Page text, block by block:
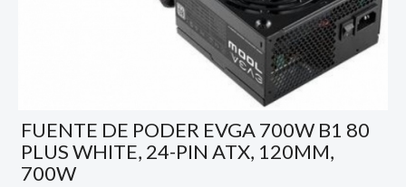
FUENTE DE PODER EVGA 700W B1 80
PLUS WHITE, 24-PIN ATX, 120MM,
700W